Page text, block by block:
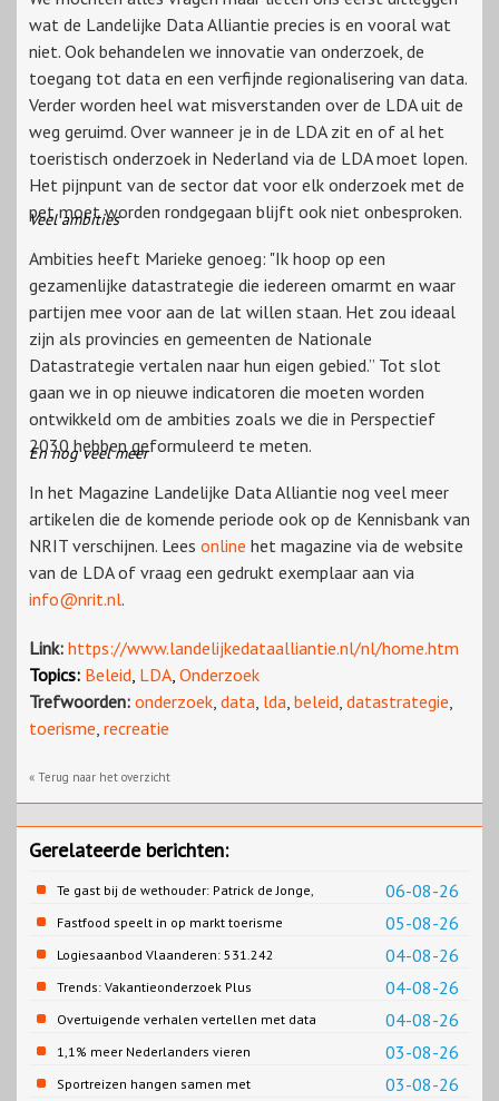
wat de Landelijke Data Alliantie precies is en vooral wat
niet. Ook behandelen we innovatie van onderzoek, de
toegang tot data en een verfijnde regionalisering van data.
Verder worden heel wat misverstanden over de LDA uit de
weg geruimd. Over wanneer je in de LDA zit en of al het
toeristisch onderzoek in Nederland via de LDA moet lopen.
Het pijnpunt van de sector dat voor elk onderzoek met de
pet moet worden rondgegaan blijft ook niet onbesproken.
Veel ambities
Ambities heeft Marieke genoeg: "Ik hoop op een
gezamenlijke datastrategie die iedereen omarmt en waar
partijen mee voor aan de lat willen staan. Het zou ideaal
zijn als provincies en gemeenten de Nationale
Datastrategie vertalen naar hun eigen gebied.” Tot slot
gaan we in op nieuwe indicatoren die moeten worden
ontwikkeld om de ambities zoals we die in Perspectief
2030 hebben geformuleerd te meten.
En nog veel meer
In het Magazine Landelijke Data Alliantie nog veel meer
artikelen die de komende periode ook op de Kennisbank van
NRIT verschijnen. Lees online het magazine via de website
van de LDA of vraag een gedrukt exemplaar aan via
info@nrit.nl.
Link: https://www.landelijkedataalliantie.nl/nl/home.htm
Topics: Beleid, LDA, Onderzoek
Trefwoorden: onderzoek, data, lda, beleid, datastrategie,
toerisme, recreatie
« Terug naar het overzicht
Gerelateerde berichten:
06-08-26
Te gast bij de wethouder: Patrick de Jonge,
Gemeente Emmen
05-08-26
Fastfood speelt in op markt toerisme
04-08-26
Logiesaanbod Vlaanderen: 531.242
slaapplaatsen
04-08-26
Trends: Vakantieonderzoek Plus
04-08-26
Overtuigende verhalen vertellen met data
03-08-26
1,1% meer Nederlanders vieren
zomervakantie in Turkije
03-08-26
Sportreizen hangen samen met